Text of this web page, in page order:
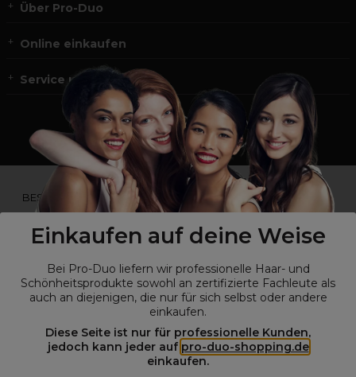
Einkaufen auf deine Weise
Bei Pro-Duo liefern wir professionelle Haar- und
Schönheitsprodukte sowohl an zertifizierte Fachleute als
auch an diejenigen, die nur für sich selbst oder andere
einkaufen.
Diese Seite ist nur für professionelle Kunden,
jedoch kann jeder auf pro-duo-shopping.de
einkaufen.
Über Pro-Duo
Online einkaufen
Service und Kontakt
*Du bist kein Profikunde?
BESUCHE
UNSERE WEBSEITE FÜR ENDVERBRAUCHER.*